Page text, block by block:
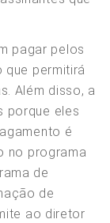
pagar pelos
que permitirá
Além disso, a
porque eles
é
no programa
de
de
ao diretor